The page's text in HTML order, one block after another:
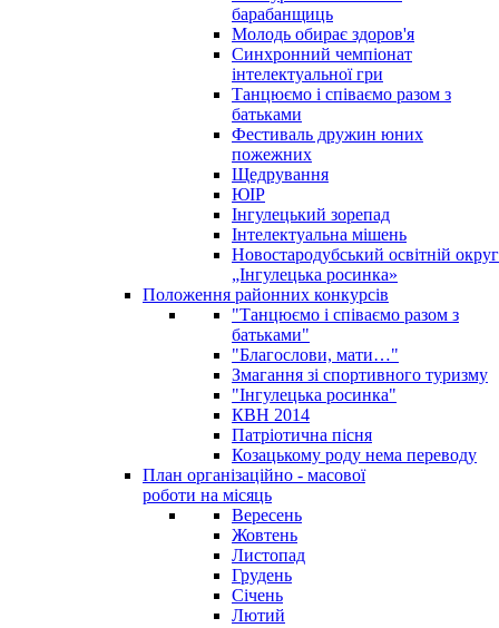
барабанщиць
Молодь обирає здоров'я
Синхронний чемпіонат
інтелектуальної гри
Танцюємо і співаємо разом з
батьками
Фестиваль дружин юних
пожежних
Щедрування
ЮІР
Інгулецький зорепад
Інтелектуальна мішень
Новостародубський освітній округ
„Інгулецька росинка»
Положення районних конкурсів
"Танцюємо і співаємо разом з
батьками"
"Благослови, мати…"
Змагання зі спортивного туризму
"Інгулецька росинка"
КВН 2014
Патріотична пісня
Козацькому роду нема переводу
План організаційно - масової
роботи на місяць
Вересень
Жовтень
Листопад
Грудень
Січень
Лютий